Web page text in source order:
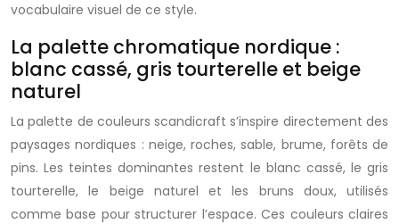
vocabulaire visuel de ce style.
La palette chromatique nordique :
blanc cassé, gris tourterelle et beige
naturel
La palette de couleurs scandicraft s’inspire directement des
paysages nordiques : neige, roches, sable, brume, forêts de
pins. Les teintes dominantes restent le blanc cassé, le gris
tourterelle, le beige naturel et les bruns doux, utilisés
comme base pour structurer l’espace. Ces couleurs claires